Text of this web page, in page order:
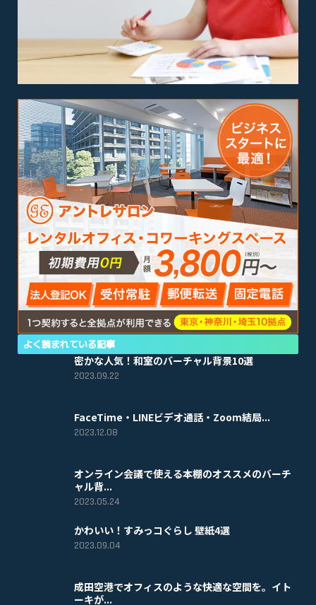
よく読まれている記事
密かな人気！和室のバーチャル背景10選
2023.09.22
FaceTime・LINEビデオ通話・Zoom結局...
2023.12.08
オンライン会議で使える本棚のオススメのバーチ
ャル背...
2023.05.24
かわいい！すみっコぐらし 壁紙4選
2023.09.04
成田空港でオフィスのような快適な空間を。イト
ーキが...